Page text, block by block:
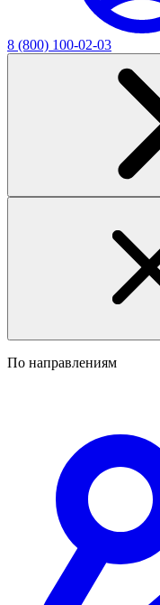
8 (800) 100-02-03
По направлениям